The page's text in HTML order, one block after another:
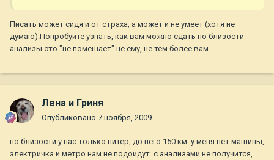
Писать может сидя и от страха, а может и не умеет (хотя не
думаю).Попробуйте узнать, как вам можно сдать по близости
анализы-это "не помешает" не ему, не тем более вам.
Лена и Гриня
Опубликовано 7 ноября, 2009
по близости у нас только питер, до него 150 км. у меня нет машины,
электричка и метро нам не подойдут. с анализами не получится,